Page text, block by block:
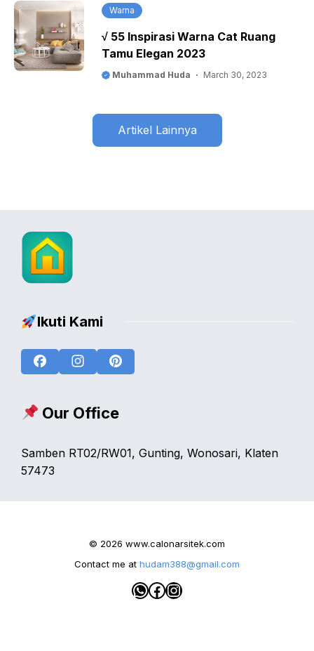
Warna
√ 55 Inspirasi Warna Cat Ruang
Tamu Elegan 2023
Muhammad Huda March 30, 2023
Artikel Lainnya
Ikuti Kami
FacebookInstagram
Our Office
Samben RT02/RW01, Gunting, Wonosari, Klaten
57473
© 2026 www.calonarsitek.com
Contact me at hudam388@gmail.com
WhatsApp
Facebook
Instagram